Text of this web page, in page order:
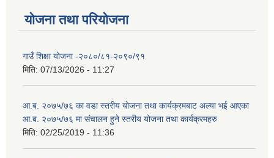
योजना तथा परियोजना
गाउँ शिक्षा योजना -२०८०/८१-२०९०/९१
मिति: 07/13/2026 - 11:27
आ.ब. २०७५/७६ का वडा स्तरीय योजना तथा कार्यक्रमबाट अल्या भई आएका
आ.ब. २०७५/७६ मा स‌ंचालन हुने स्तरीय योजना तथा कार्यक्रमहरु
मिति: 02/25/2019 - 11:36